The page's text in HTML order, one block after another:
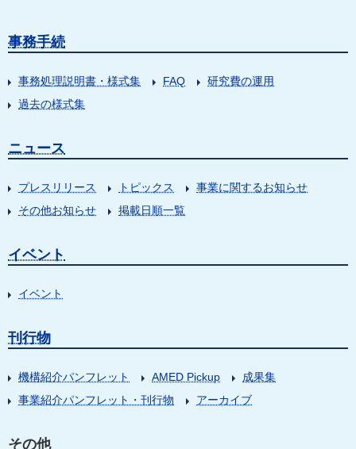
事務手続
事務処理説明書・様式集 FAQ
研究費の運用
過去の様式集
ニュース
プレスリリース トピックス
事業に関するお知らせ
その他お知らせ
掲載日順一覧
イベント
イベント
刊行物
機構紹介パンフレット AMED Pickup
成果集
事業紹介パンフレット・刊行物
アーカイブ
その他